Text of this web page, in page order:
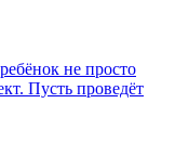
не просто
Пусть проведёт